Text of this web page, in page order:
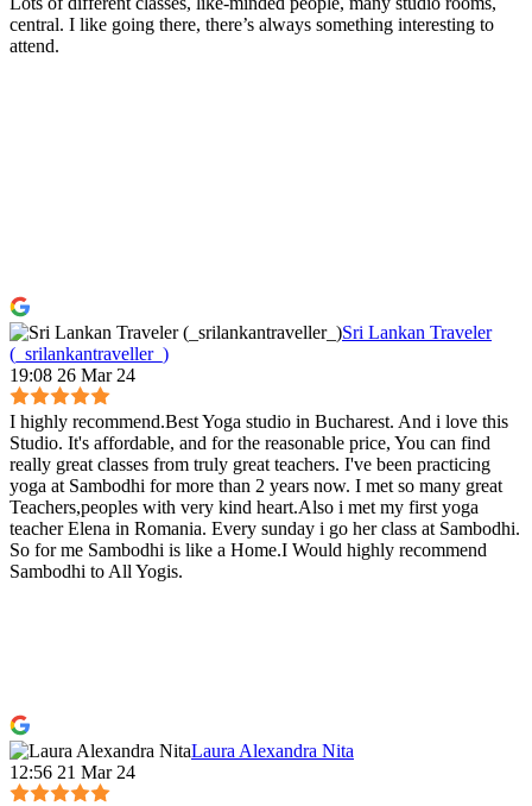
central. I like going there, there’s always something interesting to
attend.
Sri Lankan Traveler
(_srilankantraveller_)
19:08 26 Mar 24
I highly recommend.Best Yoga studio in Bucharest. And i love this
Studio. It's affordable, and for the reasonable price, You can find
really great classes from truly great teachers. I've been practicing
yoga at Sambodhi for more than 2 years now. I met so many great
Teachers,peoples with very kind heart.Also i met my first yoga
teacher Elena in Romania. Every sunday i go her class at Sambodhi.
So for me Sambodhi is like a Home.I Would highly recommend
Sambodhi to All Yogis.
Laura Alexandra Nita
12:56 21 Mar 24